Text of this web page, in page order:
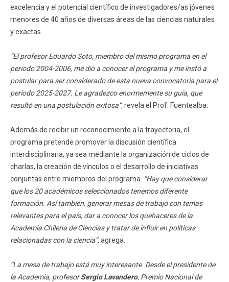
excelencia y el potencial científico de investigadores/as jóvenes
menores de 40 años de diversas áreas de las ciencias naturales
y exactas.
“El profesor Eduardo Soto, miembro del mismo programa en el
periodo 2004-2006, me dio a conocer el programa y me instó a
postular para ser considerado de esta nueva convocatoria para el
periodo 2025-2027. Le agradezco enormemente su guía, que
resultó en una postulación exitosa”, revela el Prof. Fuentealba.
Además de recibir un reconocimiento a la trayectoria, el
programa pretende promover la discusión científica
interdisciplinaria, ya sea mediante la organización de ciclos de
charlas, la creación de vínculos o el desarrollo de iniciativas
conjuntas entre miembros del programa. “Hay que considerar
que los 20 académicos seleccionados tenemos diferente
formación. Así también, generar mesas de trabajo con temas
relevantes para el país, dar a conocer los quehaceres de la
Academia Chilena de Ciencias y tratar de influir en políticas
relacionadas con la ciencia”, agrega.
“La mesa de trabajo está muy interesante. Desde el presidente de
la Academia, profesorSergio Lavandero, Premio Nacional de